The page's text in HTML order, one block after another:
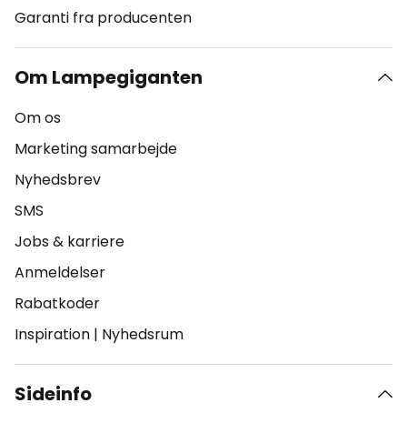
Garanti fra producenten
Om Lampegiganten
Om os
Marketing samarbejde
Nyhedsbrev
SMS
Jobs & karriere
Anmeldelser
Rabatkoder
Inspiration | Nyhedsrum
Sideinfo